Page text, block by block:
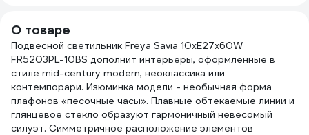
О товаре
Подвесной светильник Freya Savia 10хE27x60W
FR5203PL-10BS дополнит интерьеры, оформленные в
стиле mid-century modern, неоклассика или
контемпорари. Изюминка модели - необычная форма
плафонов «песочные часы». Плавные обтекаемые линии и
глянцевое стекло образуют гармоничный невесомый
силуэт. Симметричное расположение элементов